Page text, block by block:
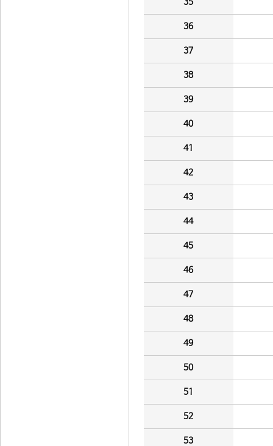
36
37
38
39
40
41
42
43
44
45
46
47
48
49
50
51
52
53